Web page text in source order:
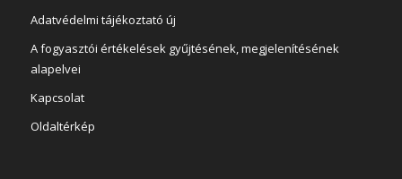
Adatvédelmi tájékoztató új
A fogyasztói értékelések gyűjtésének, megjelenítésének
alapelvei
Kapcsolat
Oldaltérkép